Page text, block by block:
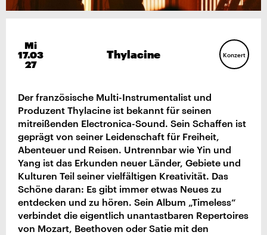
Mi
17.03
27
Thylacine Konzert
Der französische Multi-Instrumentalist und
Produzent Thylacine ist bekannt für seinen
mitreißenden Electronica-Sound. Sein Schaffen ist
geprägt von seiner Leidenschaft für Freiheit,
Abenteuer und Reisen. Untrennbar wie Yin und
Yang ist das Erkunden neuer Länder, Gebiete und
Kulturen Teil seiner vielfältigen Kreativität. Das
Schöne daran: Es gibt immer etwas Neues zu
entdecken und zu hören. Sein Album „Timeless“
verbindet die eigentlich unantastbaren Repertoires
von Mozart, Beethoven oder Satie mit den